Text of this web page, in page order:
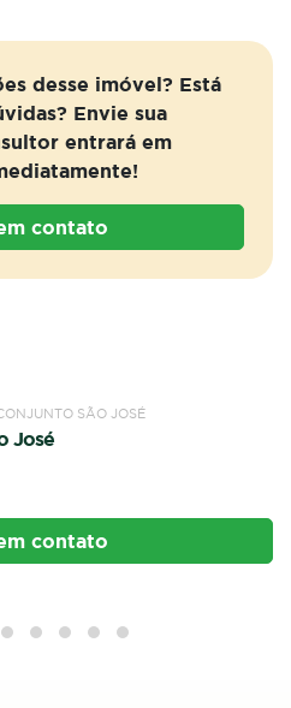
desse imóvel? Está
Envie sua
entrará em
contato